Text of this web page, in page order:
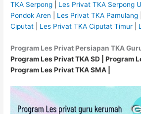
TKA Serpong
Les Privat TKA Serpong
Pondok Aren
Les Privat TKA Pamulang
Ciputat
Les Privat TKA Ciputat Timur
Program Les Privat Persiapan TKA
Program Les Privat TKA SD |Program
Program Les PrivatTKASMA |